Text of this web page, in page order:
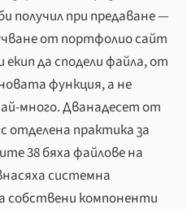
получил при предаване —
от портфолио сайт
да сподели файла, от
функция, а не
много. Дванадесет от
отделена практика за
38 бяха файлове на
системна
собствени компоненти